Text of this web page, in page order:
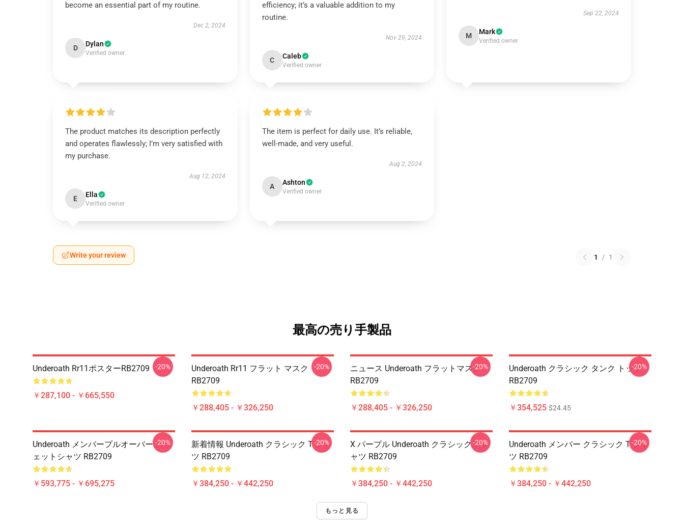
become an essential part of my routine.
Dec 2, 2024
D Dylan
Verified owner
efficiency; it’s a valuable addition to my
routine.
Nov 29, 2024
C Caleb
Verified owner
Sep 22, 2024
M Mark
Verified owner
The product matches its description perfectly
and operates flawlessly; I’m very satisfied with
my purchase.
Aug 12, 2024
E Ella
Verified owner
The item is perfect for daily use. It’s reliable,
well-made, and very useful.
Aug 2, 2024
A Ashton
Verified owner
Write your review 1 / 1
最高の売り手製品
Underoath Rr11ポスターRB2709
￥287,100 - ￥665,550
-20%
Underoath Rr11 フラット マスク
RB2709
￥288,405 - ￥326,250
-20%
ニュース Underoath フラットマスク
RB2709
￥288,405 - ￥326,250
-20%
Underoath クラシック タンク トップ
RB2709
￥354,525 $24.45
-20%
Underoath メンバープルオーバー スウ
ェットシャツ RB2709
￥593,775 - ￥695,275
-20%
新着情報 Underoath クラシック T シャ
ツ RB2709
￥384,250 - ￥442,250
-20%
X パープル Underoath クラシック T シ
ャツ RB2709
￥384,250 - ￥442,250
-20%
Underoath メンバー クラシック T シャ
ツ RB2709
￥384,250 - ￥442,250
-20%
もっと見る